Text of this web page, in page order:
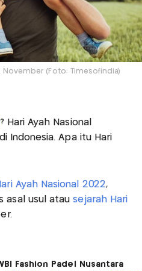
November (Foto: Timesofindia)
? Hari Ayah Nasional
Indonesia. Apa itu Hari
Ayah Nasional 2022,
asal usul atausejarah Hari
Fashion Padel Nusantara